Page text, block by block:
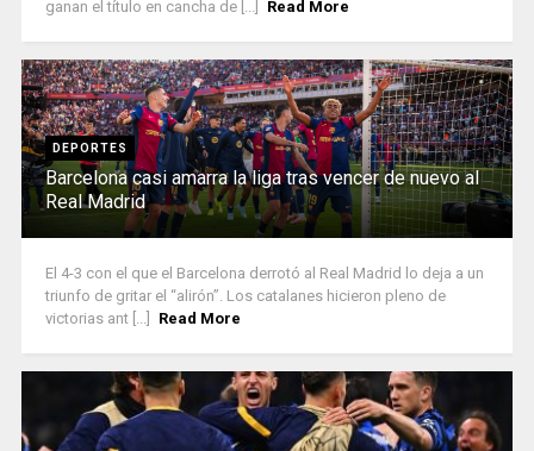
ganan el título en cancha de [...]
Read More
DEPORTES
Barcelona casi amarra la liga tras vencer de nuevo al
Real Madrid
El 4-3 con el que el Barcelona derrotó al Real Madrid lo deja a un
triunfo de gritar el “alirón”. Los catalanes hicieron pleno de
victorias ant [...]
Read More